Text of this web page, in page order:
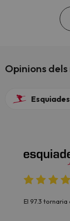
Opinions
El 97.3